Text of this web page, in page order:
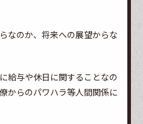
なのか、将来への展望からな
給与や休日に関することなの
からのパワハラ等人間関係に